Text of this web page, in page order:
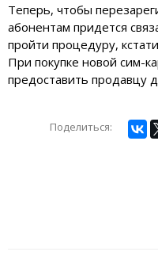
Теперь, чтобы
абонентам придется
пройти процедуру,
При покупке новой сим-
предоставить продавцу
Поделиться: